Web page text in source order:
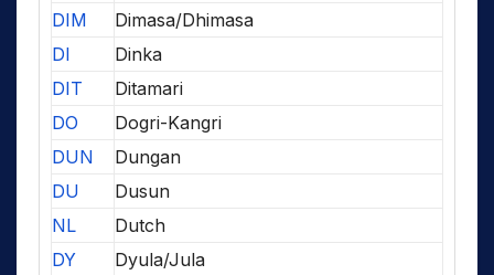
DIM
Dimasa/Dhimasa
DI
Dinka
DIT
Ditamari
DO
Dogri-Kangri
DUN
Dungan
DU
Dusun
NL
Dutch
DY
Dyula/Jula